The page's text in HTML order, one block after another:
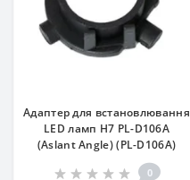
Адаптер для встановлювання
LED ламп Н7 PL-D106A
(Aslant Angle) (PL-D106A)
0